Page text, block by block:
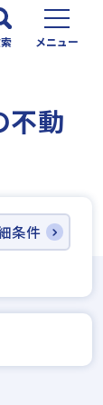
メニュー
不動
条件